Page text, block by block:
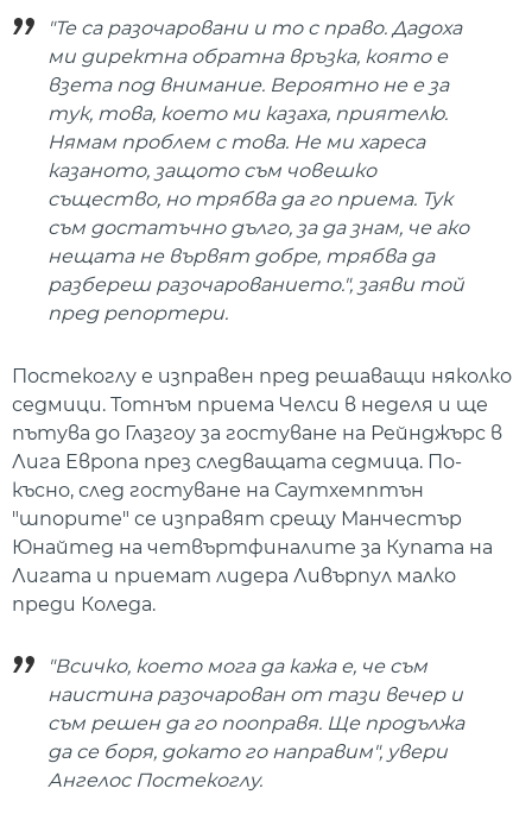
"Те са разочаровани и то с право. Дадоха
ми директна обратна връзка, която е
взета под внимание. Вероятно не е за
тук, това, което ми казаха, приятелю.
Нямам проблем с това. Не ми хареса
казаното, защото съм човешко
същество, но трябва да го приема. Тук
съм достатъчно дълго, за да знам, че ако
нещата не вървят добре, трябва да
разбереш разочарованието.", заяви той
пред репортери.
Постекоглу е изправен пред решаващи няколко
седмици. Тотнъм приема Челси в неделя и ще
пътува до Глазгоу за гостуване на Рейнджърс в
Лига Европа през следващата седмица. По-
късно, след гостуване на Саутхемптън
"шпорите" се изправят срещу Манчестър
Юнайтед на четвъртфиналите за Купата на
Лигата и приемат лидера Ливърпул малко
преди Коледа.
"Всичко, което мога да кажа е, че съм
наистина разочарован от тази вечер и
съм решен да го пооправя. Ще продължа
да се боря, докато го направим", увери
Ангелос Постекоглу.